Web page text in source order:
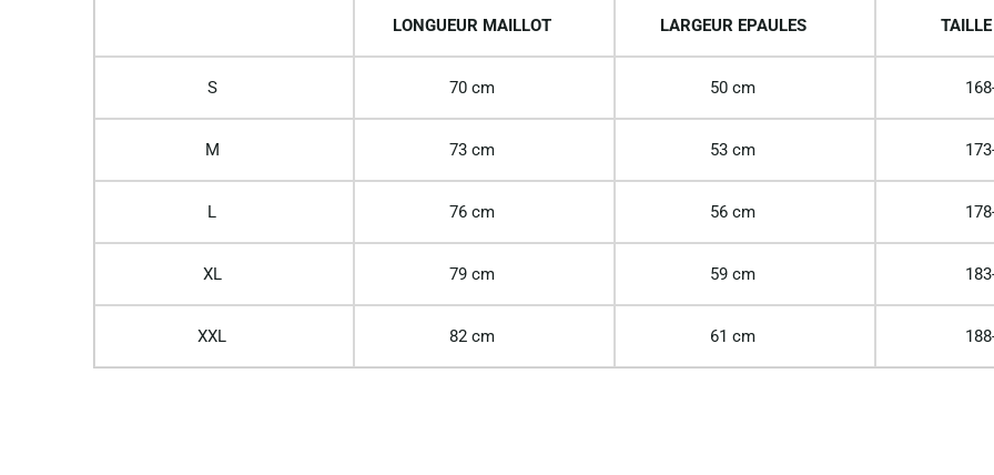
LONGUEUR MAILLOT LARGEUR EPAULES
S 70 cm 50 cm
M 73 cm 53 cm
L 76 cm 56 cm
XL 79 cm 59 cm
XXL 82 cm 61 cm